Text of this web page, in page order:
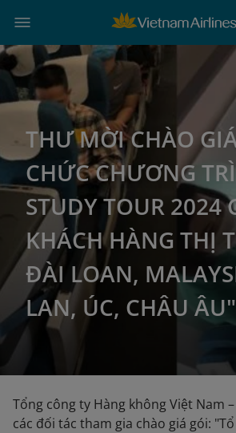
THƯ MỜI CHÀO
CHỨC CHƯƠNG
STUDY TOUR 2024
KHÁCH HÀNG THỊ
ĐÀI LOAN,
LAN, ÚC, CHÂU ÂU"
Tổng công ty Hàng không Việt Nam
các đối tác tham gia chào giá gói: